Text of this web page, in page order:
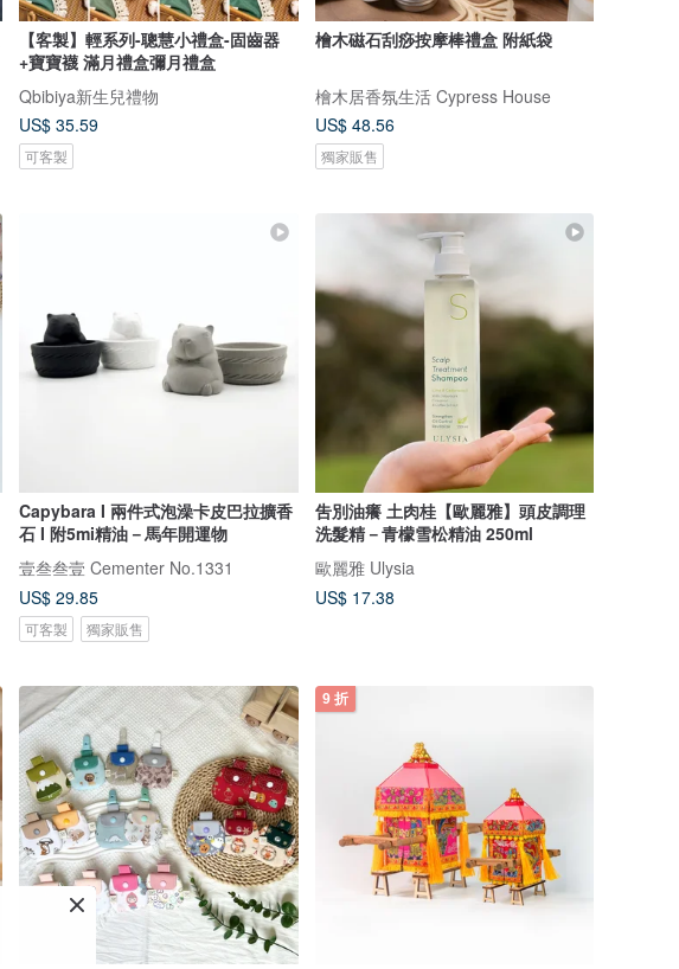
【客製】輕系列-聰慧小禮盒-固齒器
+寶寶襪 滿月禮盒彌月禮盒
Qbibiya新生兒禮物
US$ 35.59
可客製
檜木磁石刮痧按摩棒禮盒 附紙袋
檜木居香氛生活 Cypress House
US$ 48.56
獨家販售
Capybara I 兩件式泡澡卡皮巴拉擴香
石 I 附5mi精油－馬年開運物
壹叁叁壹 Cementer No.1331
US$ 29.85
可客製 獨家販售
吿別油癢 土肉桂【歐麗雅】頭皮調理
洗髮精－青檬雪松精油 250ml
歐麗雅 Ulysia
US$ 17.38
9 折